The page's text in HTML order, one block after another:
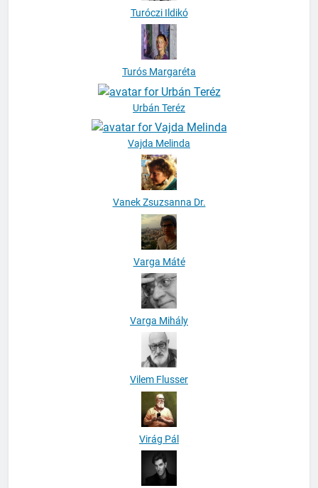
Turóczi Ildikó
Turós Margaréta
Urbán Teréz
Vajda Melinda
Vanek Zsuzsanna Dr.
Varga Máté
Varga Mihály
Vilem Flusser
Virág Pál